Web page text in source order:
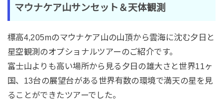
マウナケア山サンセット＆天体観測
標高4,205mのマウナケア山の山頂から雲海に沈む夕日と
星空観測のオプショナルツアーのご紹介です。
富士山よりも高い場所から見る夕日の雄大さと世界11ヶ
国、13台の展望台がある世界有数の環境で満天の星を見
ることができたツアーでした。